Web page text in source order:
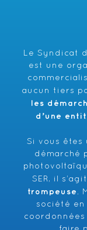
Le Syndicat
est une
aucun tiers
les
d’une
Si vous êtes
démarché
SER, il
trompeuse .
société en